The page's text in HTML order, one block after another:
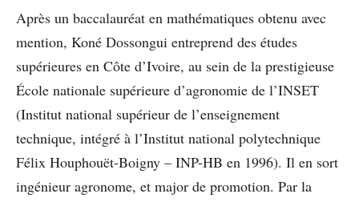
Après un baccalauréat en mathématiques obtenu avec
mention, Koné Dossongui entreprend des études
supérieures en Côte d’Ivoire, au sein de la prestigieuse
École nationale supérieure d’agronomie de l’INSET
(Institut national supérieur de l’enseignement
technique, intégré à l’Institut national polytechnique
Félix Houphouët-Boigny – INP-HB en 1996). Il en sort
ingénieur agronome, et major de promotion. Par la